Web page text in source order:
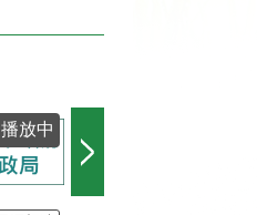
播放中